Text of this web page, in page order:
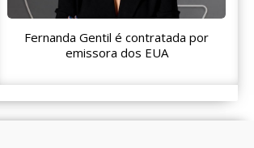
Fernanda Gentil é contratada por
emissora dos EUA